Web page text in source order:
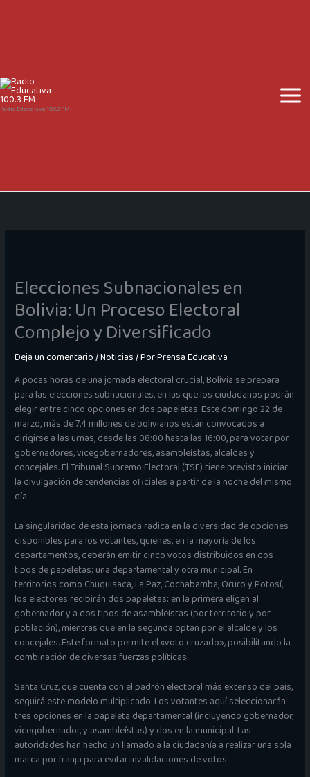
Radio Educativa 100.3 FM
Elecciones Subnacionales en
Bolivia: Un Proceso Electoral
Complejo y Diversificado
Deja un comentario/Noticias/ PorPrensa Educativa
A pocas horas de una jornada electoral crucial, Bolivia se prepara
para las elecciones subnacionales, en las que los ciudadanos podrán
elegir entre cinco opciones en dos papeletas. Este domingo 22 de
marzo, más de 7,4 millones de bolivianos están convocados a
dirigirse a las urnas, desde las 08:00 hasta las 16:00, para votar por
gobernadores, vicegobernadores, asambleístas, alcaldes y
concejales. El Tribunal Supremo Electoral (TSE) tiene previsto iniciar
la divulgación de tendencias oficiales a partir de la noche del mismo
día.
La singularidad de esta jornada radica en la diversidad de opciones
disponibles para los votantes, quienes, en la mayoría de los
departamentos, deberán emitir cinco votos distribuidos en dos
tipos de papeletas: una departamental y otra municipal. En
territorios como Chuquisaca, La Paz, Cochabamba, Oruro y Potosí,
los electores recibirán dos papeletas; en la primera eligen al
gobernador y a dos tipos de asambleístas (por territorio y por
población), mientras que en la segunda optan por el alcalde y los
concejales. Este formato permite el «voto cruzado», posibilitando la
combinación de diversas fuerzas políticas.
Santa Cruz, que cuenta con el padrón electoral más extenso del país,
seguirá este modelo multiplicado. Los votantes aquí seleccionarán
tres opciones en la papeleta departamental (incluyendo gobernador,
vicegobernador, y asambleístas) y dos en la municipal. Las
autoridades han hecho un llamado a la ciudadanía a realizar una sola
marca por franja para evitar invalidaciones de votos.